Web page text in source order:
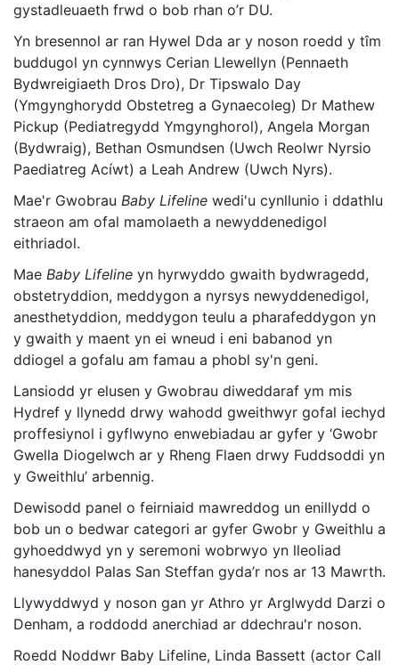
gystadleuaeth frwd o bob rhan o’r DU.
Yn bresennol ar ran Hywel Dda ar y noson roedd y tîm
buddugol yn cynnwys Cerian Llewellyn (Pennaeth
Bydwreigiaeth Dros Dro), Dr Tipswalo Day
(Ymgynghorydd Obstetreg a Gynaecoleg) Dr Mathew
Pickup (Pediatregydd Ymgynghorol), Angela Morgan
(Bydwraig), Bethan Osmundsen (Uwch Reolwr Nyrsio
Paediatreg Acíwt) a Leah Andrew (Uwch Nyrs).
Mae'r Gwobrau Baby Lifeline wedi'u cynllunio i ddathlu
straeon am ofal mamolaeth a newyddenedigol
eithriadol.
Mae Baby Lifeline yn hyrwyddo gwaith bydwragedd,
obstetryddion, meddygon a nyrsys newyddenedigol,
anesthetyddion, meddygon teulu a pharafeddygon yn
y gwaith y maent yn ei wneud i eni babanod yn
ddiogel a gofalu am famau a phobl sy'n geni.
Lansiodd yr elusen y Gwobrau diweddaraf ym mis
Hydref y llynedd drwy wahodd gweithwyr gofal iechyd
proffesiynol i gyflwyno enwebiadau ar gyfer y ‘Gwobr
Gwella Diogelwch ar y Rheng Flaen drwy Fuddsoddi yn
y Gweithlu’ arbennig.
Dewisodd panel o feirniaid mawreddog un enillydd o
bob un o bedwar categori ar gyfer Gwobr y Gweithlu a
gyhoeddwyd yn y seremoni wobrwyo yn lleoliad
hanesyddol Palas San Steffan gyda’r nos ar 13 Mawrth.
Llywyddwyd y noson gan yr Athro yr Arglwydd Darzi o
Denham, a roddodd anerchiad ar ddechrau'r noson.
Roedd Noddwr Baby Lifeline, Linda Bassett (actor Call